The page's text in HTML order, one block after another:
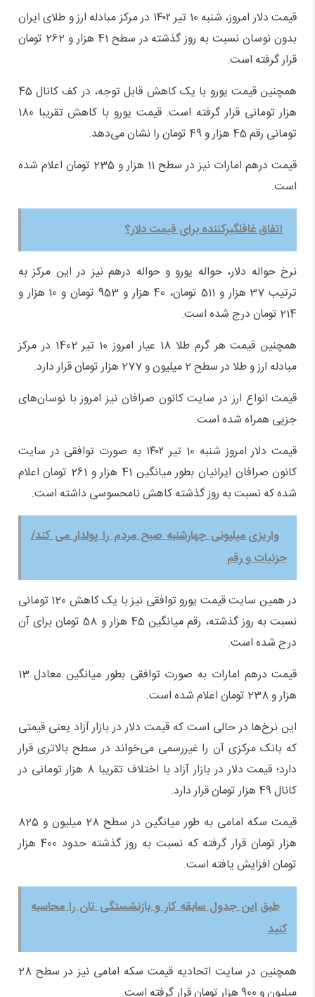
قیمت دلار امروز، ‌‌‌‌‌شنبه 10 تیر ۱۴۰۲ در مرکز مبادله ارز و طلای ایران
بدون نوسان نسبت به روز گذشته در سطح 41 هزار و 262 تومان
قرار گرفته است.
همچنین قیمت یورو با یک کاهش قابل توجه، در کف کانال 45
هزار تومانی قرار گرفته است. قیمت یورو با کاهش تقریبا 180
تومانی رقم 45 هزار و 49 تومان را نشان می‌دهد.
قیمت درهم امارات نیز در سطح 11 هزار و 235 تومان اعلام شده
است.
اتفاق غافلگیرکننده برای قیمت دلار؟
نرخ حواله دلار، حواله یورو و حواله درهم نیز در این مرکز به
ترتیب 37 هزار و 511 تومان، 40 هزار و 953 تومان و 10 هزار و
214 تومان درج شده است.
همچنین قیمت هر گرم طلا 18 عیار امروز 10 تیر 1402 در مرکز
مبادله ارز و طلا در سطح 2 میلیون و 277 هزار تومان قرار دارد.
قیمت انواع ارز در سایت کانون صرافان نیز امروز با نوسان‌های
جزیی همراه شده است.
قیمت دلار امروز ‌‌شنبه 10 تیر ۱۴۰۲ به صورت توافقی در سایت
کانون صرافان ایرانیان بطور میانگین 41 هزار و 261 تومان اعلام
شده که نسبت به روز گذشته کاهش نامحسوسی داشته است.
واریزی میلیونی چهارشنبه صبح مردم را پولدار می کند/
جزئیات و رقم
در همین سایت قیمت یورو توافقی نیز با یک کاهش 120 تومانی
نسبت به روز گذشته، رقم میانگین 45 هزار و 58 تومان برای آن
درج شده است.
قیمت درهم امارات به صورت توافقی بطور میانگین معادل 13
هزار و 238 تومان اعلام شده است.
این نرخ‌ها در حالی است که قیمت دلار در بازار آزاد یعنی قیمتی
که بانک مرکزی آن را غیررسمی می‌خواند در سطح بالاتری قرار
دارد؛ قیمت دلار در بازار آزاد با اختلاف تقریبا 8 هزار تومانی در
کانال 49 هزار تومان قرار دارد.
قیمت سکه امامی به طور میانگین در سطح 28 میلیون و 825
هزار تومان قرار گرفته که نسبت به روز گذشته حدود 400 هزار
تومان افزایش یافته است.
طبق این جدول سابقه کار و بازنشستگی تان را محاسبه
کنید
همچنین در سایت اتحادیه قیمت سکه امامی نیز در سطح 28
میلیون و 900 هزار تومان قرار گرفته است.